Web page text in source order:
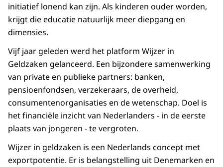
initiatief lonend kan zijn. Als kinderen ouder worden,
krijgt die educatie natuurlijk meer diepgang en
dimensies.
Vijf jaar geleden werd het platform Wijzer in
Geldzaken gelanceerd. Een bijzondere samenwerking
van private en publieke partners: banken,
pensioenfondsen, verzekeraars, de overheid,
consumentenorganisaties en de wetenschap. Doel is
het financiële inzicht van Nederlanders - in de eerste
plaats van jongeren - te vergroten.
Wijzer in geldzaken is een Nederlands concept met
exportpotentie. Er is belangstelling uit Denemarken en